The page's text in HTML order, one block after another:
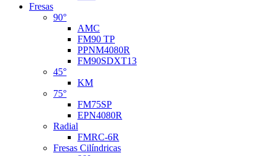
Fresas
90°
AMC
FM90 TP
PPNM4080R
FM90SDXT13
45°
KM
75°
FM75SP
EPN4080R
Radial
FMRC-6R
Fresas Cilíndricas